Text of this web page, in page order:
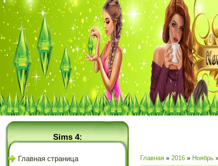
Sims 4:
Главная страница
Главная » 2016 » Ноябрь